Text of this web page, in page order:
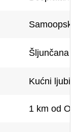
Šljunčana
Kućni
1 km od